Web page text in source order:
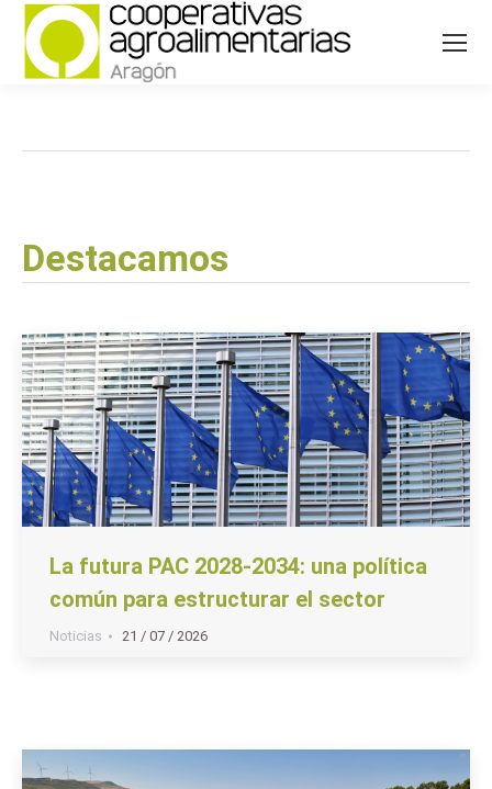
Destacamos
La futura PAC 2028-2034: una política
común para estructurar el sector
Noticias 21 / 07 / 2026